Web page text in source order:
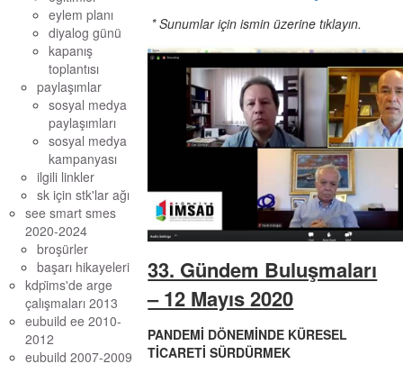
eylem planı
diyalog günü
kapanış
toplantısı
paylaşımlar
sosyal medya
paylaşımları
sosyal medya
kampanyası
ilgili linkler
sk için stk'lar ağı
see smart smes
2020-2024
broşürler
başarı hikayeleri
kdpi̇ms'de arge ç
alışmaları 2013
eubuild ee 2010-
2012
eubuild 2007-2009
* Sunumlar için ismin üzerine tıklayın.
33. Gündem Buluşmaları
– 12 Mayıs 2020
PANDEMİ DÖNEMİNDE KÜRESEL
TİCARETİ SÜRDÜRMEK